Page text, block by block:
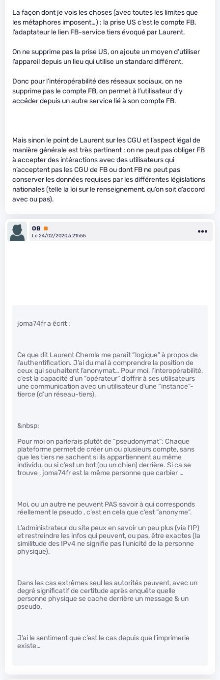
La façon dont je vois les choses (avec toutes les limites que
les métaphores imposent…) : la prise US c’est le compte FB,
l’adaptateur le lien FB-service tiers évoqué par Laurent.
On ne supprime pas la prise US, on ajoute un moyen d’utiliser
l’appareil depuis un lieu qui utilise un standard différent.
Donc pour l’intéropérabilité des réseaux sociaux, on ne
supprime pas le compte FB, on permet à l’utilisateur d’y
accéder depuis un autre service lié à son compte FB.
Mais sinon le point de Laurent sur les CGU et l’aspect légal de
manière générale est très pertinent : on ne peut pas obliger FB
à accepter des intéractions avec des utilisateurs qui
n’acceptent pas les CGU de FB ou dont FB ne peut pas
conserver les données requises par les différentes législations
nationales (telle la loi sur le renseignement, qu’on soit d’accord
avec ou pas).
OB Premium
Le 24/02/2020 à 21h55
joma74fr a écrit :
Ce que dit Laurent Chemla me paraît “logique” à propos de
l’authentification. J’ai du mal à comprendre la position de
ceux qui souhaitent l’anonymat… Pour moi, l’interopérabilité,
c’est la capacité d’un “opérateur” d’offrir à ses utilisateurs
une communication avec un utilisateur d’une “instance”-
tierce (d’un réseau-tiers).
&nbsp;
Pour moi on parlerais plutôt de “pseudonymat”: Chaque
plateforme permet de créer un ou plusieurs compte, sans
que les tiers ne sachent si ils appartiennent au même
individu, ou si c’est un bot (ou un chien) derrière. Si ca se
trouve , joma74fr est la même personne que carbier …
Moi, ou un autre ne peuvent PAS savoir à qui corresponds
réellement le pseudo , c’est en cela que c’est “anonyme”.
L’administrateur du site peux en savoir un peu plus (via l’IP)
et restreindre les infos qui peuvent, ou pas, être exactes (la
similitude des IPv4 ne signifie pas l’unicité de la personne
physique).
Dans les cas extrêmes seul les autorités peuvent, avec un
degré significatif de certitude après enquête quelle
personne physique se cache derrière un message & un
pseudo.
J’ai le sentiment que c’est le cas depuis que l’imprimerie
existe…